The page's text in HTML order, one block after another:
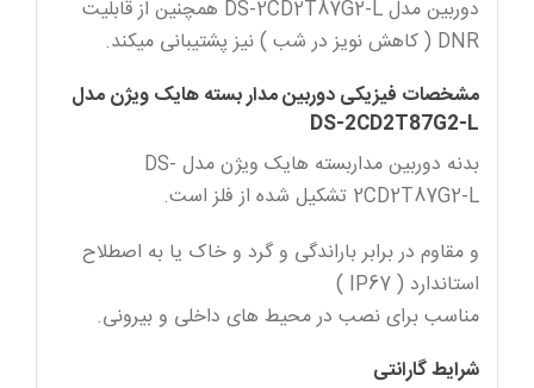
دوربین مدل DS-2CD2T87G2-L همچنین از قابلیت
DNR ( کاهش نویز در شب ) نیز پشتیبانی میکند.
مشخصات فیزیکی دوربین مدار بسته هایک ویژن مدل
DS-2CD2T87G2-L
بدنه دوربین مداربسته هایک ویژن مدل DS-
2CD2T87G2-L تشکیل شده از فلز است.
و مقاوم در برابر باراندگی و گرد و خاک یا به اصطلاح
استاندارد ( IP67 )
مناسب برای نصب در محیط های داخلی و بیرونی.
شرایط گارانتی